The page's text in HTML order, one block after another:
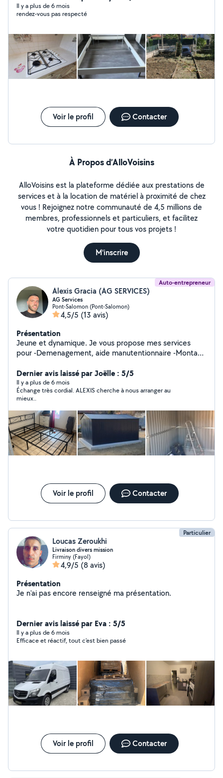
du ménage, du repassage, entretien d'espaces verts,
debarassement de maison, déménagement et autres...
Il y a plus de 6 mois
rendez-vous pas respecté
Voir le profil Contacter
À Propos d’AlloVoisins
AlloVoisins est la plateforme dédiée aux prestations de
services et à la location de matériel à proximité de chez
vous ! Rejoignez notre communauté de 4,5 millions de
membres, professionnels et particuliers, et facilitez
votre quotidien pour tous vos projets !
M'inscrire
Auto-entrepreneur
Alexis Gracia (AG SERVICES)
AG Services
Pont-Salomon (Pont-Salomon)
4,5/5 (13 avis)
Présentation
Jeune et dynamique. Je vous propose mes services
pour -Demenagement, aide manutentionnaire -Montage
pelouse,débroussaillage) -Divers petit travaux, bricolage
-Serveur et barman pour vos événements (mariage,
anniversaire) Intervention dans le 42/43/69/63 Devis
Gratuit Disponible 24/7
Dernier avis laissé par Joëlle : 5/5
Il y a plus de 6 mois
Échange très cordial. ALEXIS cherche à nous arranger au
mieux..
Voir le profil Contacter
Particulier
Loucas Zeroukhi
Livraison divers mission
Firminy (Fayol)
4,9/5 (8 avis)
Présentation
Je n'ai pas encore renseigné ma présentation.
Dernier avis laissé par Eva : 5/5
Il y a plus de 6 mois
Efficace et réactif, tout c'est bien passé
Voir le profil Contacter